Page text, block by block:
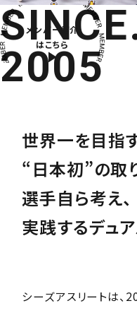
2005
メンバー紹介
はこちら
世界一を目指
“日本初”の取
選手自ら考え、
実践するデュ
シーズアスリートは、